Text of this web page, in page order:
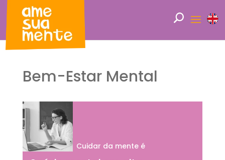
Bem-Estar Mental
Cuidar da mente é